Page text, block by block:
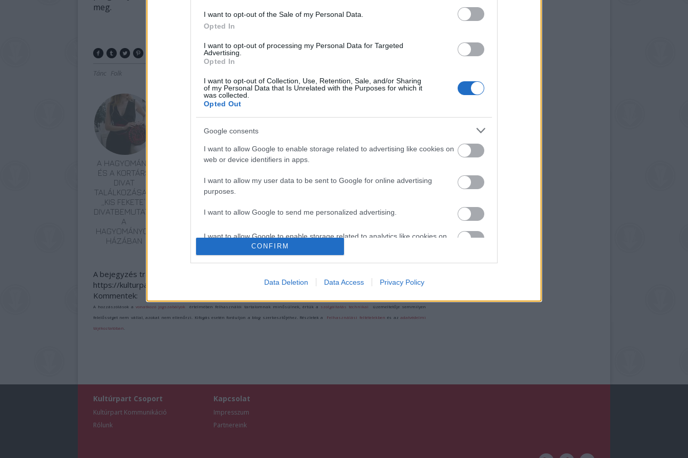
I want to opt-out of the Sale of my Personal Data.
Opted In
I want to opt-out of processing my Personal Data for Targeted
Advertising.
Opted In
I want to opt-out of Collection, Use, Retention, Sale, and/or Sharing
of my Personal Data that Is Unrelated with the Purposes for which it
was collected.
Opted Out
Google consents
I want to allow Google to enable storage related to advertising like cookies on
web or device identifiers in apps.
I want to allow my user data to be sent to Google for online advertising
purposes.
I want to allow Google to send me personalized advertising.
I want to allow Google to enable storage related to analytics like cookies on
web or device identifiers in apps.
I want to allow Google to enable storage related to personalization.
CONFIRM
Data Deletion Data Access Privacy Policy
meg.
Tánc Folk
A HAGYOMÁNY
ÉS A KORTÁRS
DIVAT
TALÁLKOZÁSA –
„KIS FEKETE”
DIVATBEMUTATÓ
A
HAGYOMÁNYOK
HÁZÁBAN
ÉDESKESERŰ
KÖRÚTRA INDUL
A MAGYAR
EGYÜTTES
PÜNKÖSDI
– ÉLŐ
HAGYOMÁNYOK
A SKANZENBEN
ÉLŐ
ÉS
A bejegyzés trackback címe:
https://kulturpart.hu/api/trackback/id/7841944
Kommentek:
A hozzászólások avonatkozó jogszabályok értelmében felhasználói tartalomnak minősülnek, értük a szolgáltatás technikai üzemeltetője semmilyen
felelősséget nem vállal, azokat nem ellenőrzi. Kifogás esetén forduljon a blog szerkesztőjéhez. Részletek a Felhasználási feltételekben és azadatvédelmi
tájékoztatóban
Kultúrpart Csoport
Kultúrpart Kommunikáció
Rólunk
Kapcsolat
Impresszum
Partnereink